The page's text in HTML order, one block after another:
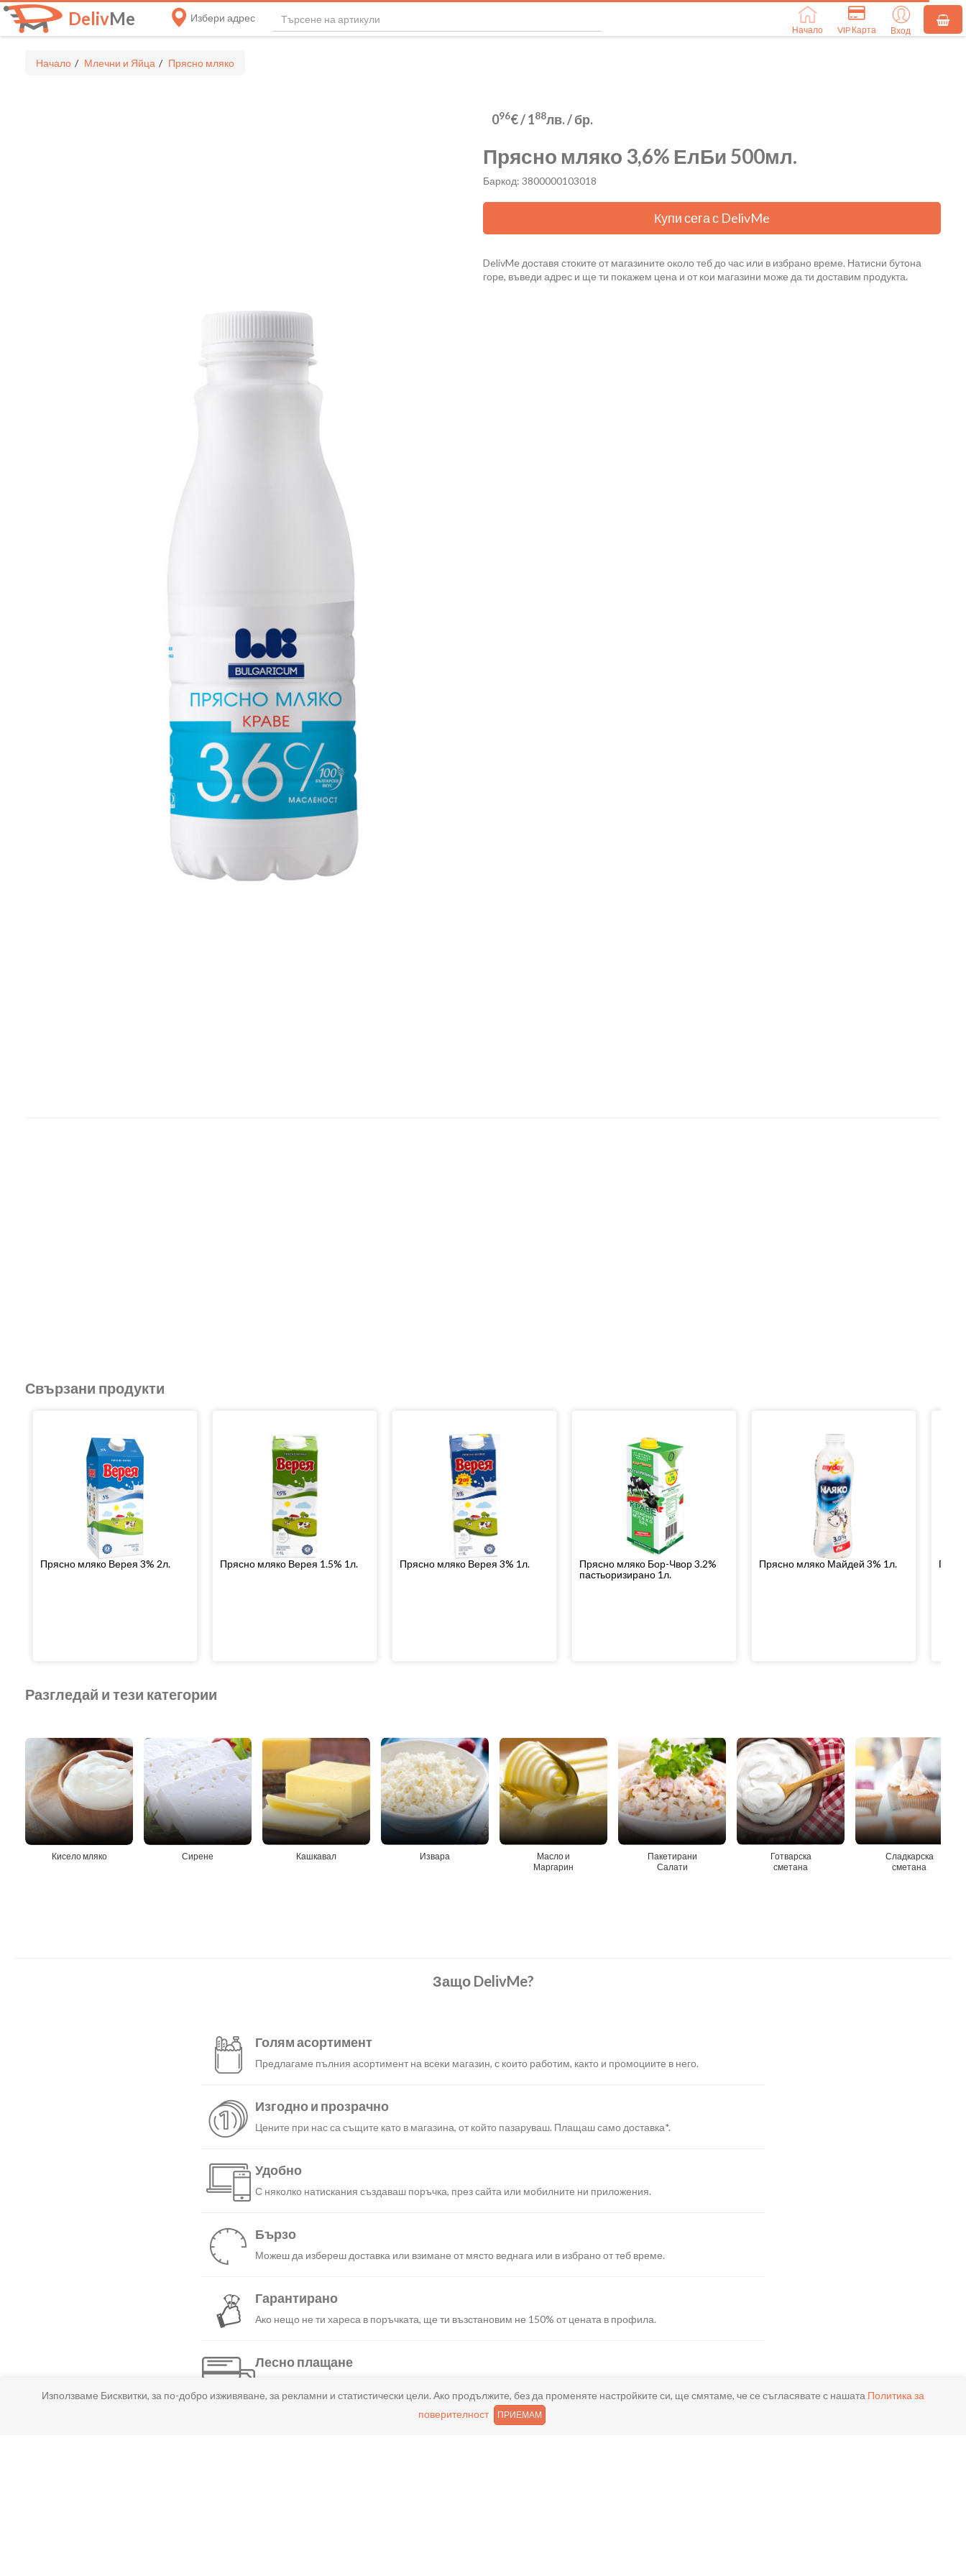
DelivMe Избери адрес
Начало VIP Карта Вход
Начало Млечни и Яйца Прясно мляко
096€/188лв./ бр.
Прясно мляко 3,6% ЕлБи 500мл.
Баркод: 3800000103018
Купи сега с DelivMe
DelivMe доставя стоките от магазините около теб до час или в избрано време. Натисни бутона
горе, въведи адрес и ще ти покажем цена и от кои магазини може да ти доставим продукта.
Свързани продукти
Прясно мляко Верея 3% 2л. Прясно мляко Верея 1.5% 1л. Прясно мляко Верея 3% 1л.
Прясно мляко Бор-Чвор 3.2%
пастьоризирано 1л.
Прясно мляко Майдей 3% 1л.
Разгледай и тези категории
Кисело мляко Сирене Кашкавал Извара
Масло и
Маргарин
Пакетирани
Салати
Готварска
сметана
Сладкарска
сметана
Защо DelivMe?
Голям асортимент
Предлагаме пълния асортимент на всеки магазин, с които работим, както и промоциите в него.
Изгодно и прозрачно
Цените при нас са същите като в магазина, от който пазаруваш. Плащаш само доставка*.
Удобно
С няколко натискания създаваш поръчка, през сайта или мобилните ни приложения.
Бързо
Можеш да избереш доставка или взимане от място веднага или в избрано от теб време.
Гарантирано
Ако нещо не ти хареса в поръчката, ще ти възстановим не 150% от цената в профила.
Лесно плащане
Използваме Бисквитки, за по-добро изживяване, за рекламни и статистически цели. Ако продължите, без да променяте настройките си, ще смятаме, че се съгласявате с нашата Политика за
поверителност
ПРИЕМАМ